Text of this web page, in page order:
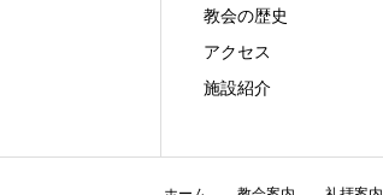
教会の歴史
アクセス
施設紹介